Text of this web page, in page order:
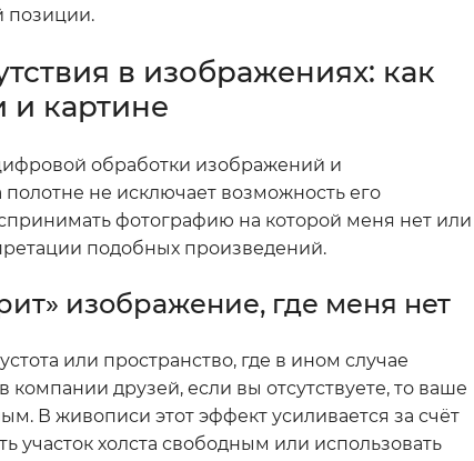
позиции.
в изображениях: как
и картине
обработки изображений и
полотне не исключает возможность его
фотографию на которой меня нет или
подобных произведений.
изображение, где меня нет
или пространство, где в ином случае
друзей, если вы отсутствуете, то ваше
В живописи этот эффект усиливается за счёт
холста свободным или использовать